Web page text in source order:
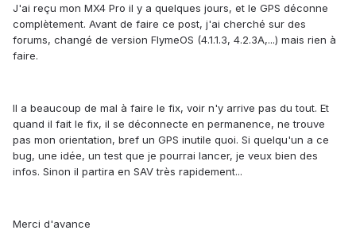
J'ai reçu mon MX4 Pro il y a quelques jours, et le GPS déconne
complètement. Avant de faire ce post, j'ai cherché sur des
forums, changé de version FlymeOS (4.1.1.3, 4.2.3A,...) mais rien à
faire.
Il a beaucoup de mal à faire le fix, voir n'y arrive pas du tout. Et
quand il fait le fix, il se déconnecte en permanence, ne trouve
pas mon orientation, bref un GPS inutile quoi. Si quelqu'un a ce
bug, une idée, un test que je pourrai lancer, je veux bien des
infos. Sinon il partira en SAV très rapidement...
Merci d'avance